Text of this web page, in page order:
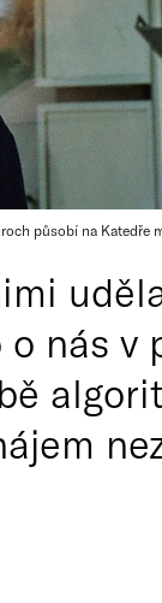
působí na Katedře
nás